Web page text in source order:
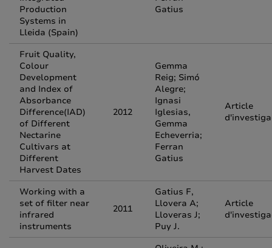
Production
Systems in
Lleida (Spain)
Gatius
Fruit Quality,
Colour
Development
and Index of
Absorbance
Difference(IAD)
of Different
Nectarine
Cultivars at
Different
Harvest Dates
2012
Gemma
Reig; Simó
Alegre;
Ignasi
Iglesias,
Gemma
Echeverria;
Ferran
Gatius
Article
Working with a
set of filter near
infrared
instruments
2011
Gatius F,
Llovera A;
Lloveras J;
Puy J.
Article